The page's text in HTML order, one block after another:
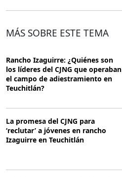
MÁS SOBRE ESTE TEMA
Rancho Izaguirre: ¿Quiénes son
los líderes del CJNG que operaban
el campo de adiestramiento en
Teuchitlán?
La promesa del CJNG para
‘reclutar’ a jóvenes en rancho
Izaguirre en Teuchitlán